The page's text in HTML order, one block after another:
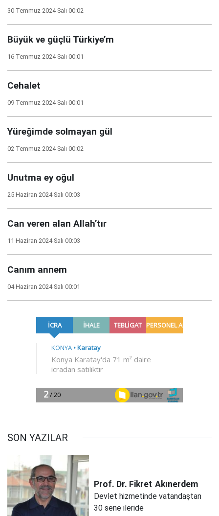
30 Temmuz 2024 Salı 00:02
Büyük ve güçlü Türkiye’m
16 Temmuz 2024 Salı 00:01
Cehalet
09 Temmuz 2024 Salı 00:01
Yüreğimde solmayan gül
02 Temmuz 2024 Salı 00:02
Unutma ey oğul
25 Haziran 2024 Salı 00:03
Can veren alan Allah’tır
11 Haziran 2024 Salı 00:03
Canım annem
04 Haziran 2024 Salı 00:01
SON YAZILAR
Prof. Dr. Fikret Akınerdem
Devlet hizmetinde vatandaştan
30 sene ileride